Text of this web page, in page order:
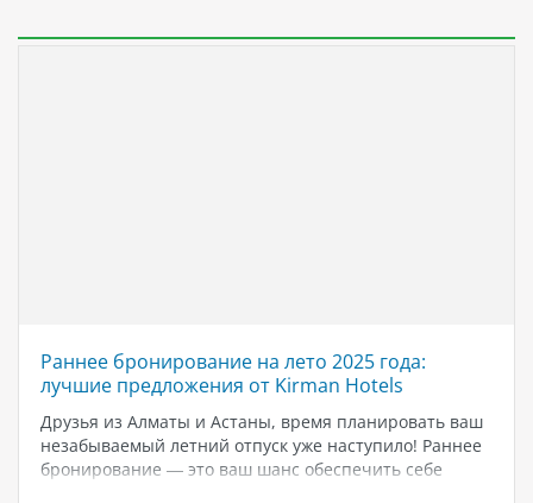
Раннее бронирование на лето 2025 года:
лучшие предложения от Kirman Hotels
Друзья из Алматы и Астаны, время планировать ваш
незабываемый летний отпуск уже наступило! Раннее
бронирование — это ваш шанс обеспечить себе